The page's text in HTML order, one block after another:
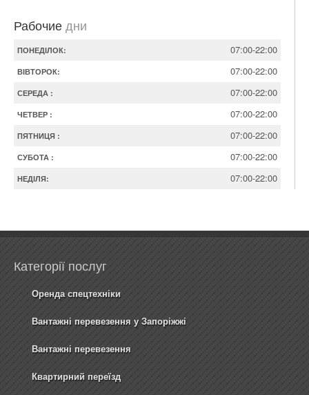
Рабочие дни
ПОНЕДІЛОК: 07:00-22:00
ВІВТОРОК: 07:00-22:00
СЕРЕДА : 07:00-22:00
ЧЕТВЕР : 07:00-22:00
ПЯТНИЦЯ : 07:00-22:00
СУБОТА : 07:00-22:00
НЕДІЛЯ: 07:00-22:00
Категорії послуг
Оренда спецтехніки
Вантажні перевезення у Запоріжжі
Вантажні перевезення
Квартирний переїзд